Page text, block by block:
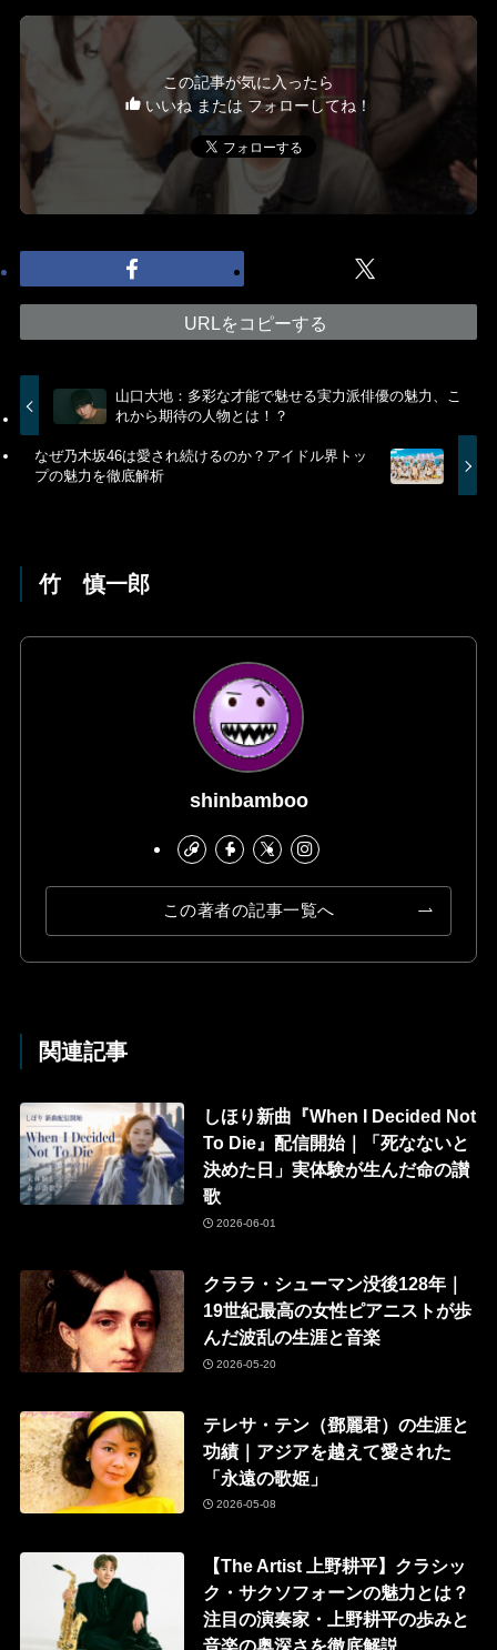
この記事が気に入ったら
いいね または フォローしてね！
URLをコピーする
山口大地：多彩な才能で魅せる実力派俳優の魅力、こ
れから期待の人物とは！？
なぜ乃木坂46は愛され続けるのか？アイドル界トッ
プの魅力を徹底解析
竹 慎一郎
shinbamboo
この著者の記事一覧へ
関連記事
しほり新曲『When I Decided Not
To Die』配信開始｜「死なないと
決めた日」実体験が生んだ命の讃
歌
2026-06-01
クララ・シューマン没後128年｜
19世紀最高の女性ピアニストが歩
んだ波乱の生涯と音楽
2026-05-20
テレサ・テン（鄧麗君）の生涯と
功績｜アジアを越えて愛された
「永遠の歌姫」
2026-05-08
【The Artist 上野耕平】クラシッ
ク・サクソフォーンの魅力とは？
注目の演奏家・上野耕平の歩みと
音楽の奥深さを徹底解説